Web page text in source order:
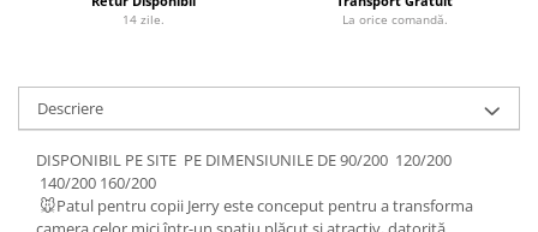
14 zile. La orice comandă.
Descriere
DISPONIBIL PE SITE PE DIMENSIUNILE DE 90/200 120/200
140/200 160/200
🐭Patul pentru copii Jerry este conceput pentru a transforma